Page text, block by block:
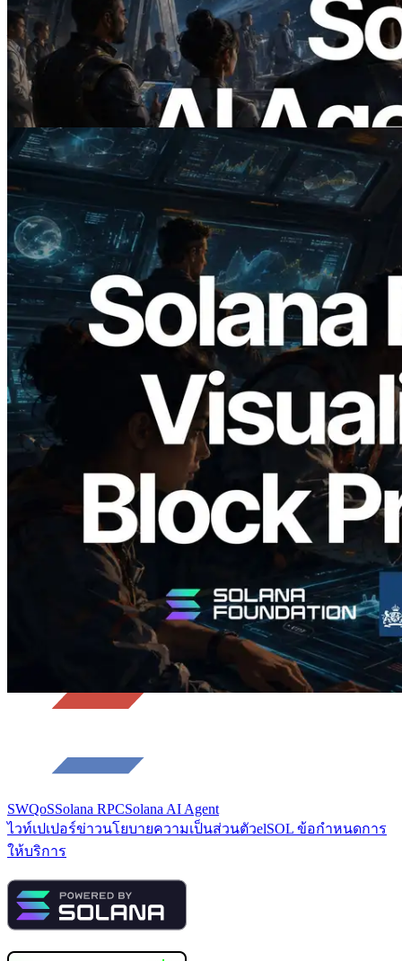
— ยุคที่ AI Agent จ่ายเงินให้ API ที่ต้องใช้
แบบ On Demand
อ่านบทความนี้
2026.05.24
Validators Solutions เปิดตัว Solana Block
Analyzer — แสดงเวลาการผลิตบล็อก
ระดับ slot และบาลิเดเตอร์ที่รับผิดชอบ
SWQoSSolana RPCSolana AI Agent
ไวท์เปเปอร์ข่าวนโยบายความเป็นส่วนตัวelSOL ข้อกำหนดการ
ให้บริการ